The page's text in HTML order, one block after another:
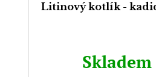
Litinový kotlík -
Skladem